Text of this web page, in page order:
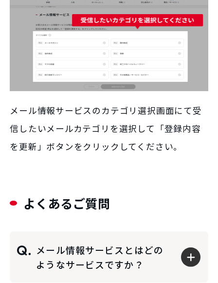
メール情報サービスのカテゴリ選択画面にて受
信したいメールカテゴリを選択して「登録内容
を更新」ボタンをクリックしてください。
よくあるご質問
メール情報サービスとはどの
ようなサービスですか？